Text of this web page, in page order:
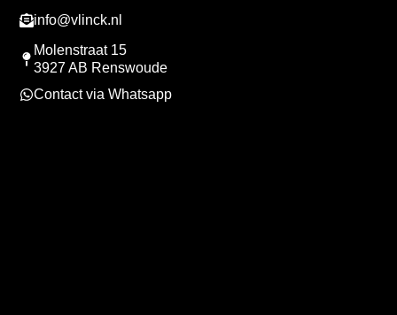
info@vlinck.nl
Molenstraat 15
3927 AB Renswoude
Contact via Whatsapp